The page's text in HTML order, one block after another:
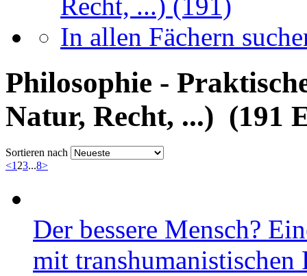
In allen Fächern
Philosophie -
Natur, Recht, ...) (191
Sortieren nach
<123...8>
Der bessere Mensch?
mit transhumanistischen